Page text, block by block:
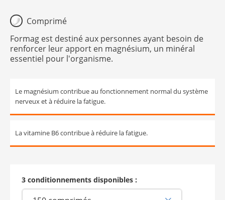
Comprimé
Formag est destiné aux personnes ayant besoin de
renforcer leur apport en magnésium, un minéral
essentiel pour l'organisme.
Le magnésium contribue au fonctionnement normal du système
nerveux et à réduire la fatigue.
La vitamine B6 contribue à réduire la fatigue.
3 conditionnements disponibles :